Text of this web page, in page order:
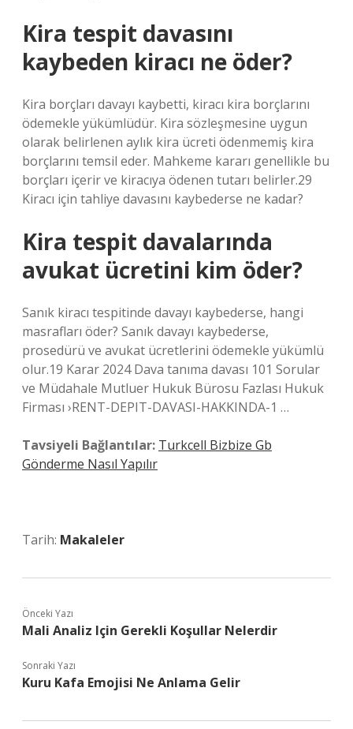
Kira tespit davasını
kaybeden kiracı ne öder?
Kira borçları davayı kaybetti, kiracı kira borçlarını
ödemekle yükümlüdür. Kira sözleşmesine uygun
olarak belirlenen aylık kira ücreti ödenmemiş kira
borçlarını temsil eder. Mahkeme kararı genellikle bu
borçları içerir ve kiracıya ödenen tutarı belirler.29
Kiracı için tahliye davasını kaybederse ne kadar?
Kira tespit davalarında
avukat ücretini kim öder?
Sanık kiracı tespitinde davayı kaybederse, hangi
masrafları öder? Sanık davayı kaybederse,
prosedürü ve avukat ücretlerini ödemekle yükümlü
olur.19 Karar 2024 Dava tanıma davası 101 Sorular
ve Müdahale Mutluer Hukuk Bürosu Fazlası Hukuk
Firması ›RENT-DEPIT-DAVASI-HAKKINDA-1 …
Tavsiyeli Bağlantılar: Turkcell Bizbize Gb
Gönderme Nasıl Yapılır
Tarih: Makaleler
Önceki Yazı
Mali Analiz Için Gerekli Koşullar Nelerdir
Sonraki Yazı
Kuru Kafa Emojisi Ne Anlama Gelir